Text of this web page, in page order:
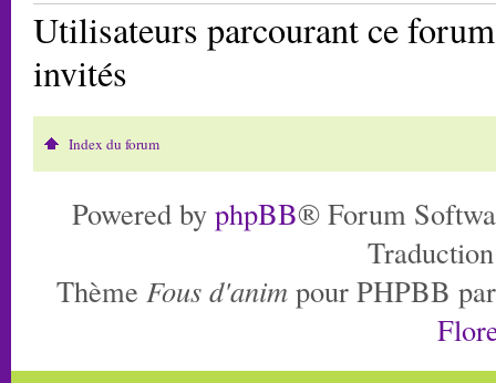
Utilisateurs parcourant ce
invités
Index du forum
Powered by phpBB® Forum
Thème Fous d'anim pour PHPBB